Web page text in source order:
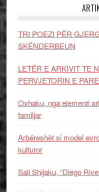
TRI POEZI PËR
SKËNDERBEUN
LETËR E ARKIVIT TE
PERVJETORIN E
Oxhaku, nga elementi
familjar
Arbëreshët si model
kulturor
Sali Shijaku, “Diego